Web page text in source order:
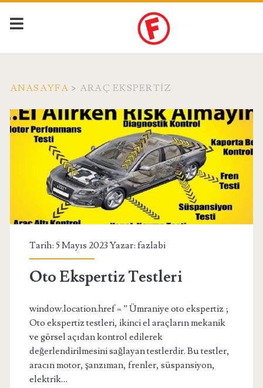
ANASAYFA > ARAÇ EKSPERTIZ
Etiket:
<span>araç
ekspertiz</span>
Tarih: 5 Mayıs 2023 Yazar: fazlabi
Oto Ekspertiz Testleri
window.location.href = ” Ümraniye oto ekspertiz ;
Oto ekspertiz testleri, ikinci el araçların mekanik
ve görsel açıdan kontrol edilerek
değerlendirilmesini sağlayan testlerdir. Bu testler,
aracın motor, şanzıman, frenler, süspansiyon,
elektrik…